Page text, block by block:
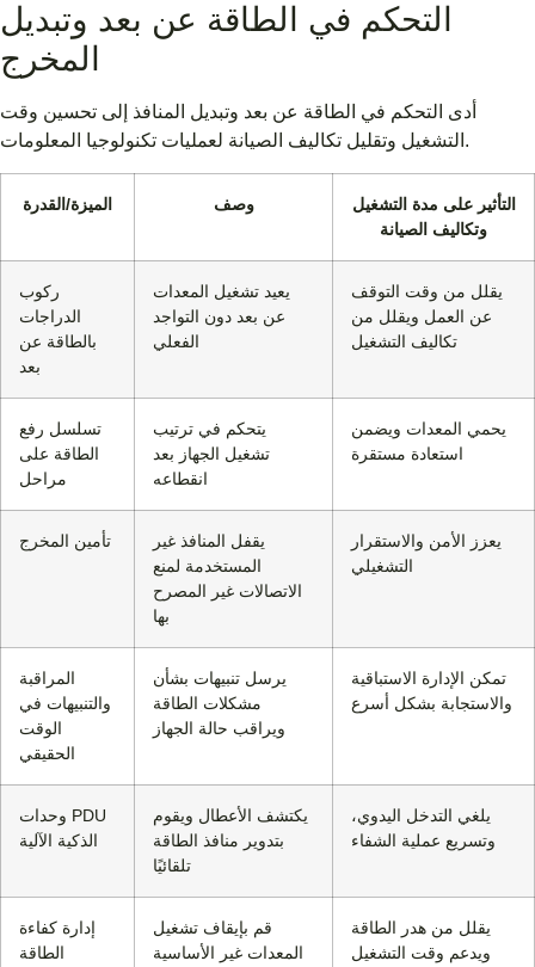
التحكم في الطاقة عن بعد وتبديل
المخرج
أدى التحكم في الطاقة عن بعد وتبديل المنافذ إلى تحسين وقت
التشغيل وتقليل تكاليف الصيانة لعمليات تكنولوجيا المعلومات.
الميزة/القدرة وصف
التأثير على مدة التشغيل
وتكاليف الصيانة
ركوب
الدراجات
بالطاقة عن
بعد
يعيد تشغيل المعدات
عن بعد دون التواجد
الفعلي
يقلل من وقت التوقف
عن العمل ويقلل من
تكاليف التشغيل
تسلسل رفع
الطاقة على
مراحل
يتحكم في ترتيب
تشغيل الجهاز بعد
انقطاعه
يحمي المعدات ويضمن
استعادة مستقرة
تأمين المخرج
يقفل المنافذ غير
المستخدمة لمنع
الاتصالات غير المصرح
بها
يعزز الأمن والاستقرار
التشغيلي
المراقبة
والتنبيهات في
الوقت
الحقيقي
يرسل تنبيهات بشأن
مشكلات الطاقة
ويراقب حالة الجهاز
تمكن الإدارة الاستباقية
والاستجابة بشكل أسرع
وحدات PDU
الذكية الآلية
يكتشف الأعطال ويقوم
بتدوير منافذ الطاقة
تلقائيًا
يلغي التدخل اليدوي،
وتسريع عملية الشفاء
إدارة كفاءة
الطاقة
قم بإيقاف تشغيل
المعدات غير الأساسية
يقلل من هدر الطاقة
ويدعم وقت التشغيل